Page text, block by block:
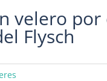
velero
Flysch